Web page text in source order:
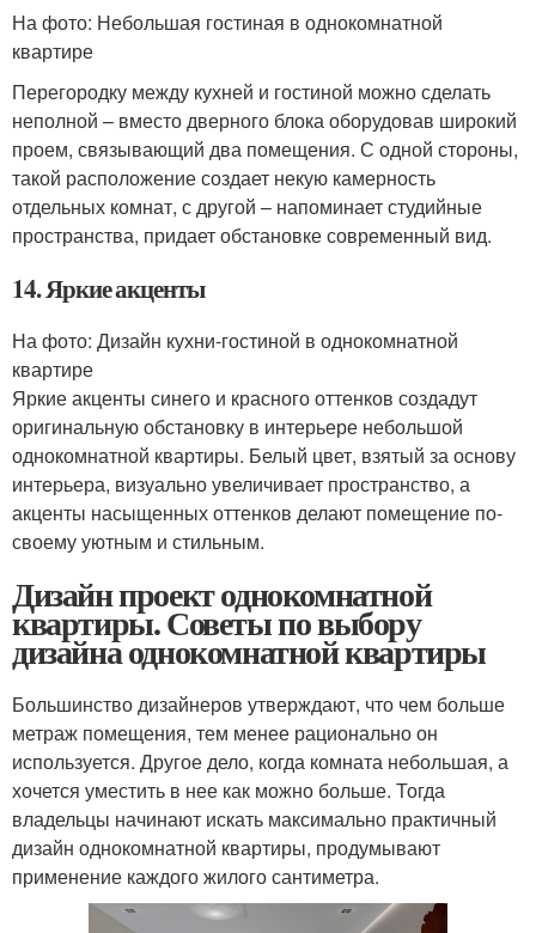
На фото: Небольшая гостиная в однокомнатной
квартире
Перегородку между кухней и гостиной можно сделать
неполной – вместо дверного блока оборудовав широкий
проем, связывающий два помещения. С одной стороны,
такой расположение создает некую камерность
отдельных комнат, с другой – напоминает студийные
пространства, придает обстановке современный вид.
14. Яркие акценты
На фото: Дизайн кухни-гостиной в однокомнатной
квартире
Яркие акценты синего и красного оттенков создадут
оригинальную обстановку в интерьере небольшой
однокомнатной квартиры. Белый цвет, взятый за основу
интерьера, визуально увеличивает пространство, а
акценты насыщенных оттенков делают помещение по-
своему уютным и стильным.
Дизайн проект однокомнатной
квартиры. Советы по выбору
дизайна однокомнатной квартиры
Большинство дизайнеров утверждают, что чем больше
метраж помещения, тем менее рационально он
используется. Другое дело, когда комната небольшая, а
хочется уместить в нее как можно больше. Тогда
владельцы начинают искать максимально практичный
дизайн однокомнатной квартиры, продумывают
применение каждого жилого сантиметра.